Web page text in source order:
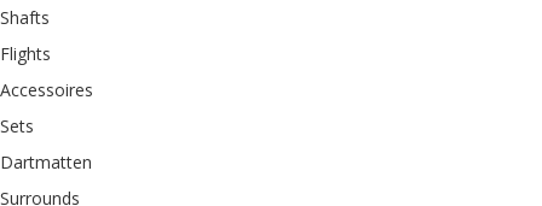
Shafts
Flights
Accessoires
Sets
Dartmatten
Surrounds